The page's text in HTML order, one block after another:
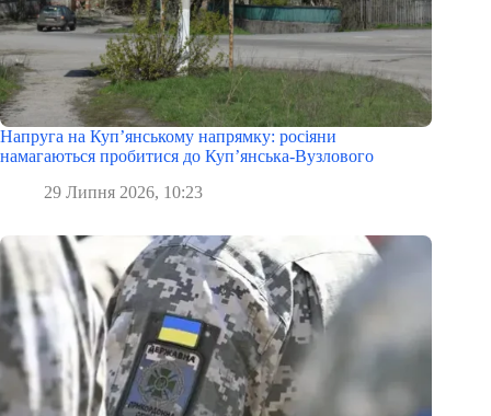
Напруга на Куп’янському напрямку: росіяни
намагаються пробитися до Куп’янська-Вузлового
29 Липня 2026, 10:23